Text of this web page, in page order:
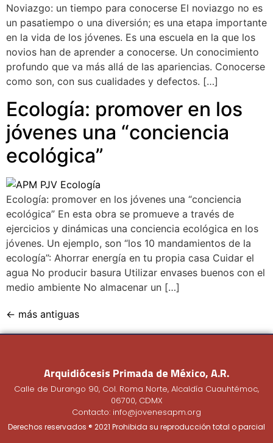
Noviazgo: un tiempo para conocerse El noviazgo no es
un pasatiempo o una diversión; es una etapa importante
en la vida de los jóvenes. Es una escuela en la que los
novios han de aprender a conocerse. Un conocimiento
profundo que va más allá de las apariencias. Conocerse
como son, con sus cualidades y defectos. […]
Ecología: promover en los
jóvenes una “conciencia
ecológica”
Ecología: promover en los jóvenes una “conciencia
ecológica” En esta obra se promueve a través de
ejercicios y dinámicas una conciencia ecológica en los
jóvenes. Un ejemplo, son “los 10 mandamientos de la
ecología”: Ahorrar energía en tu propia casa Cuidar el
agua No producir basura Utilizar envases buenos con el
medio ambiente No almacenar un […]
← más antiguas
Arquidiócesis Primada de México, A.R.
Calle de Durango 90, Col. Roma Norte, Alcaldía Cuauhtémoc,
06700, CDMX
Contacto: info@jovenesapm.org
Derechos reservados ® 2021 Prohibida su reproducción total o parcial